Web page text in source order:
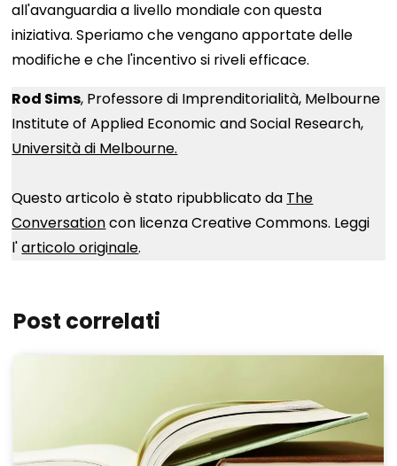
all'avanguardia a livello mondiale con questa
iniziativa. Speriamo che vengano apportate delle
modifiche e che l'incentivo si riveli efficace.
Rod Sims, Professore di Imprenditorialità, Melbourne
Institute of Applied Economic and Social Research,
Università di Melbourne.
Questo articolo è stato ripubblicato da The
Conversationcon licenza Creative Commons. Leggi
l'articolo originale.
Post correlati